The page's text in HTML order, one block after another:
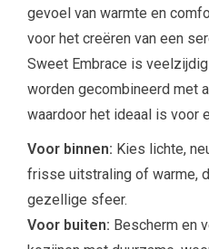
gevoel van warmte en
voor het creëren van een
Sweet Embrace is
worden gecombineerd met
waardoor het ideaal is voor
Voor binnen: Kies lichte,
frisse uitstraling of warme,
gezellige sfeer.
Voor buiten: Bescherm en